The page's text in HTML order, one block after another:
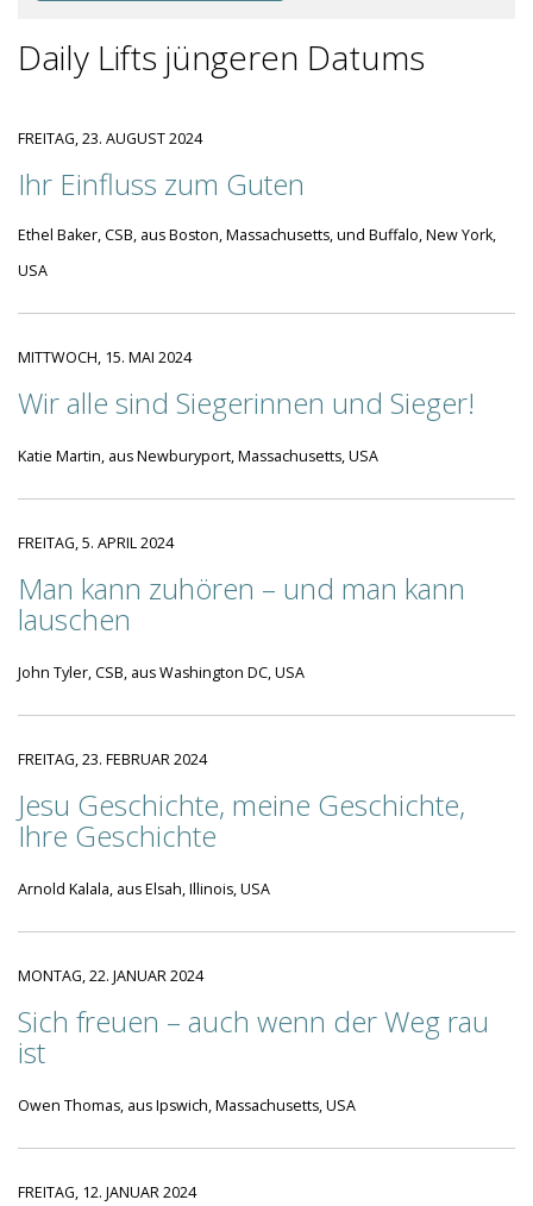
Daily Lifts jüngeren Datums
FREITAG, 23. AUGUST 2024
Ihr Einfluss zum Guten
Ethel Baker, CSB, aus Boston, Massachusetts, und Buffalo, New York,
USA
MITTWOCH, 15. MAI 2024
Wir alle sind Siegerinnen und Sieger!
Katie Martin, aus Newburyport, Massachusetts, USA
FREITAG, 5. APRIL 2024
Man kann zuhören – und man kann
lauschen
John Tyler, CSB, aus Washington DC, USA
FREITAG, 23. FEBRUAR 2024
Jesu Geschichte, meine Geschichte,
Ihre Geschichte
Arnold Kalala, aus Elsah, Illinois, USA
MONTAG, 22. JANUAR 2024
Sich freuen – auch wenn der Weg rau
ist
Owen Thomas, aus Ipswich, Massachusetts, USA
FREITAG, 12. JANUAR 2024